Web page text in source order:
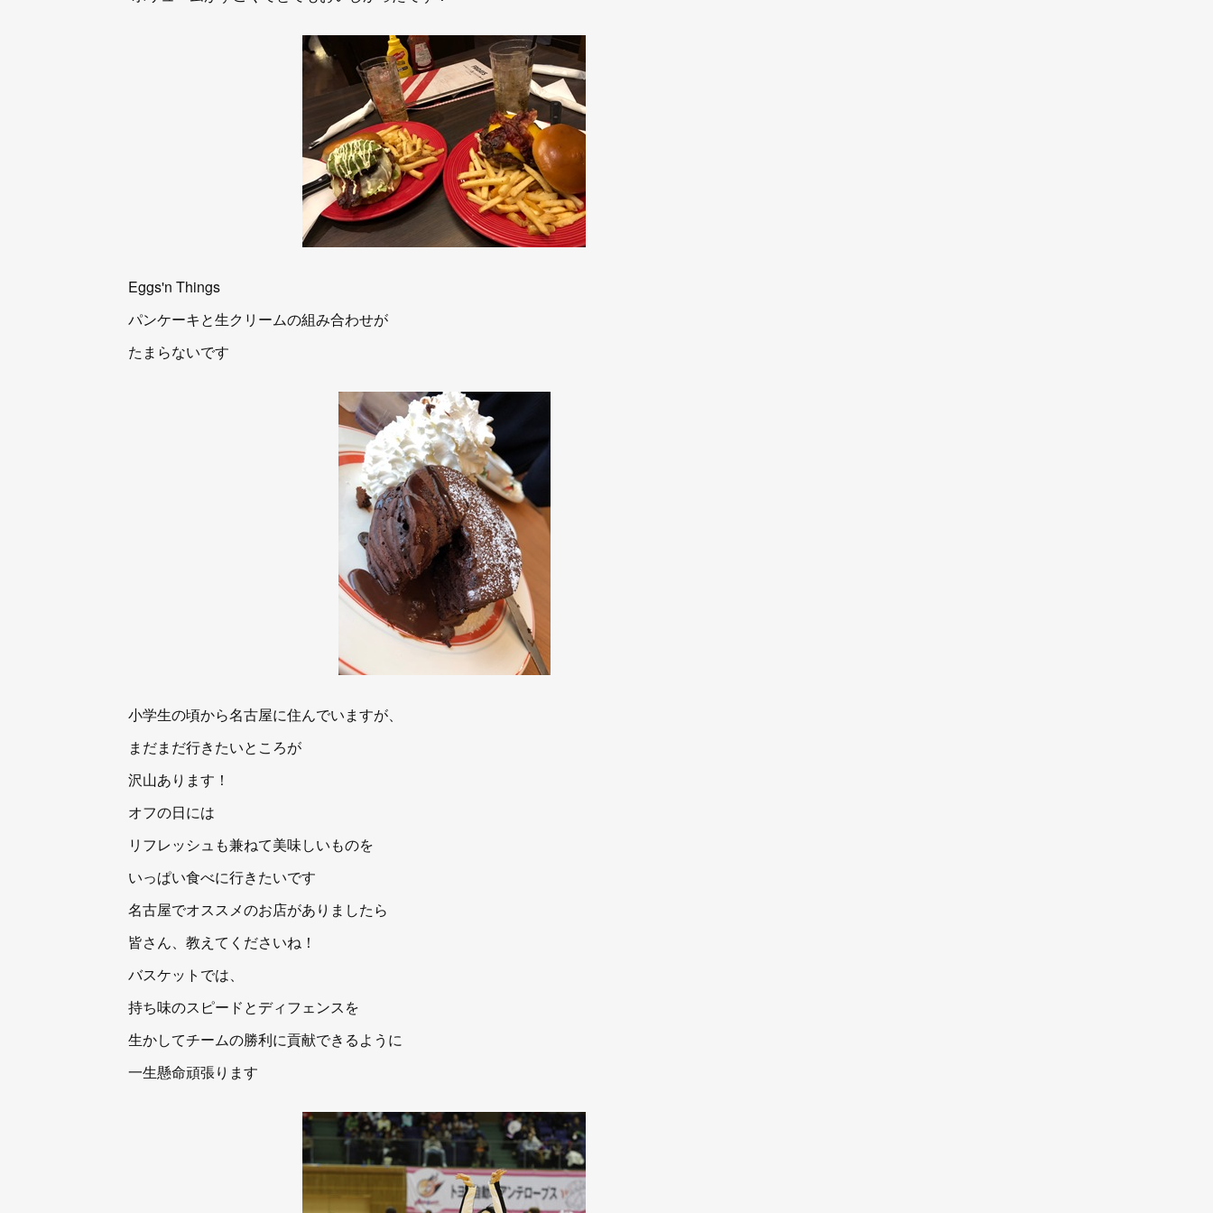
Eggs'n Things
パンケーキと生クリームの組み合わせが
たまらないです
小学生の頃から名古屋に住んでいますが、
まだまだ行きたいところが
沢山あります！
オフの日には
リフレッシュも兼ねて美味しいものを
いっぱい食べに行きたいです
名古屋でオススメのお店がありましたら
皆さん、教えてくださいね！
バスケットでは、
持ち味のスピードとディフェンスを
生かしてチームの勝利に貢献できるように
一生懸命頑張ります